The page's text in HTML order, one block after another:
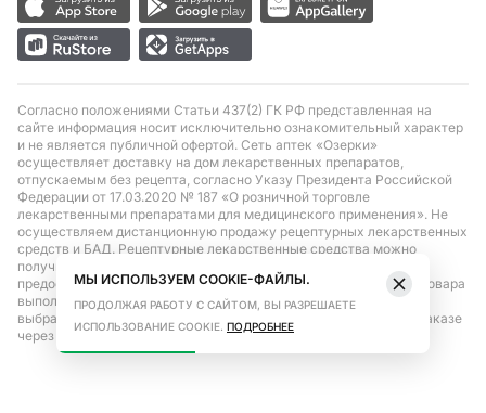
Согласно положениями Статьи 437(2) ГК РФ представленная на
сайте информация носит исключительно ознакомительный характер
и не является публичной офертой. Сеть аптек «Озерки»
осуществляет доставку на дом лекарственных препаратов,
отпускаемым без рецепта, согласно Указу Президента Российской
Федерации от 17.03.2020 № 187 «О розничной торговле
лекарственными препаратами для медицинского применения». Не
осуществляем дистанционную продажу рецептурных лекарственных
средств и БАД. Рецептурные лекарственные средства можно
получить только при помощи самовывоза в аптеке при
предоставлении рецепта, выписанного врачом. Бронирование товара
выполняется при условиях последующего выкупа заказа в
выбранном аптечном пункте. Цена действительна только при заказе
через сайт.
МЫ ИСПОЛЬЗУЕМ COOKIE-ФАЙЛЫ.
ПРОДОЛЖАЯ РАБОТУ С САЙТОМ, ВЫ РАЗРЕШАЕТЕ
ИСПОЛЬЗОВАНИЕ COOKIE. ПОДРОБНЕЕ